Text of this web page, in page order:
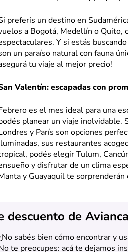
preferís un destino en
a Bogotá, Medellín o Quito,
Y si estás
un paraíso natural con fauna
tu viaje al mejor precio!
Valentín: escapadas con
Febrero es el mes ideal para una
planear un viaje inolvidable.
y París son opciones
sus restaurantes
podés elegir Tulum,
y disfrutar de un clima
Manta y Guayaquil te sorprenderán
descuento de
sabés bien cómo encontrar y
No te preocupes: acá te dejamos